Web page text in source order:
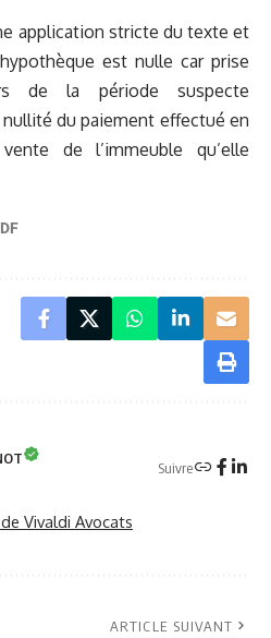
application stricte du texte et
est nulle car prise
de la période suspecte
du paiement effectué en
de l’immeuble qu’elle
Suivre
Vivaldi Avocats
ARTICLE SUIVANT